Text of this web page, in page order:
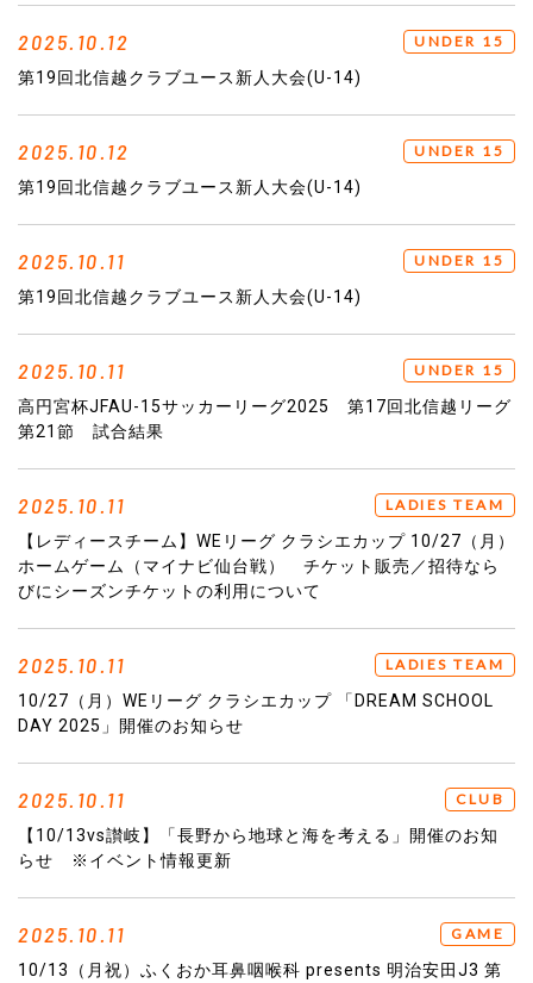
2025.10.12 UNDER 15
第19回北信越クラブユース新人大会(U-14)
2025.10.12 UNDER 15
第19回北信越クラブユース新人大会(U-14)
2025.10.11 UNDER 15
第19回北信越クラブユース新人大会(U-14)
2025.10.11 UNDER 15
高円宮杯JFAU-15サッカーリーグ2025 第17回北信越リーグ
第21節 試合結果
2025.10.11 LADIES TEAM
【レディースチーム】WEリーグ クラシエカップ 10/27（月）
ホームゲーム（マイナビ仙台戦） チケット販売／招待なら
びにシーズンチケットの利用について
2025.10.11 LADIES TEAM
10/27（月）WEリーグ クラシエカップ 「DREAM SCHOOL
DAY 2025」開催のお知らせ
2025.10.11 CLUB
【10/13vs讃岐】「長野から地球と海を考える」開催のお知
らせ ※イベント情報更新
2025.10.11 GAME
10/13（月祝）ふくおか耳鼻咽喉科 presents 明治安田J3 第